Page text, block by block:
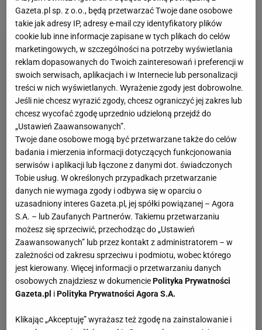
Holendra w ogóle nie zobaczyliśmy Lecha, który
atakuje, gra ofensywnie i z polotem.
Gazeta.pl sp. z o.o., będą przetwarzać Twoje dane osobowe
takie jak adresy IP, adresy e-mail czy identyfikatory plików
cookie lub inne informacje zapisane w tych plikach do celów
marketingowych, w szczególności na potrzeby wyświetlania
reklam dopasowanych do Twoich zainteresowań i preferencji w
swoich serwisach, aplikacjach i w Internecie lub personalizacji
treści w nich wyświetlanych. Wyrażenie zgody jest dobrowolne.
Jeśli nie chcesz wyrazić zgody, chcesz ograniczyć jej zakres lub
chcesz wycofać zgodę uprzednio udzieloną przejdź do
„Ustawień Zaawansowanych”.
Twoje dane osobowe mogą być przetwarzane także do celów
badania i mierzenia informacji dotyczących funkcjonowania
serwisów i aplikacji lub łączone z danymi dot. świadczonych
Tobie usług. W określonych przypadkach przetwarzanie
danych nie wymaga zgody i odbywa się w oparciu o
uzasadniony interes Gazeta.pl, jej spółki powiązanej – Agora
S.A. – lub Zaufanych Partnerów. Takiemu przetwarzaniu
możesz się sprzeciwić, przechodząc do „Ustawień
Zaawansowanych” lub przez kontakt z administratorem – w
zależności od zakresu sprzeciwu i podmiotu, wobec którego
jest kierowany. Więcej informacji o przetwarzaniu danych
osobowych znajdziesz w dokumenciePolityka Prywatności
Gazeta.pl iPolityka Prywatności Agora S.A.
Klikając „Akceptuję” wyrażasz też zgodę na zainstalowanie i